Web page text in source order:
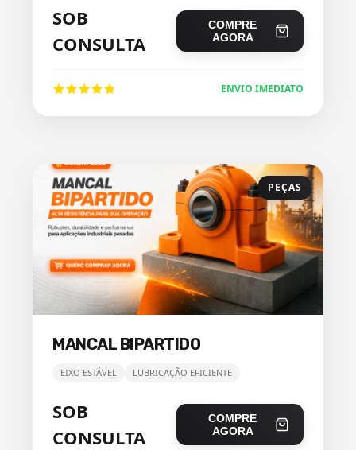
SOB
CONSULTA
COMPRE
AGORA
ENVIO IMEDIATO
PEÇAS
MANCAL BIPARTIDO
EIXO ESTÁVEL LUBRICAÇÃO EFICIENTE
SOB
CONSULTA
COMPRE
AGORA